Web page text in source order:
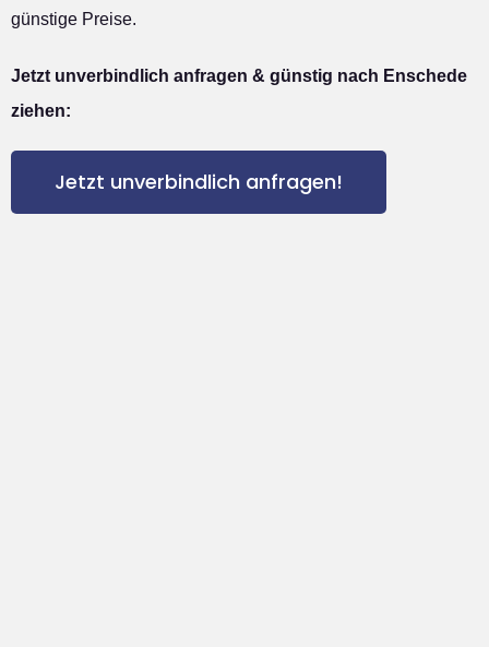
günstige Preise.
Jetzt unverbindlich anfragen & günstig nach Enschede
ziehen:
Jetzt unverbindlich anfragen!